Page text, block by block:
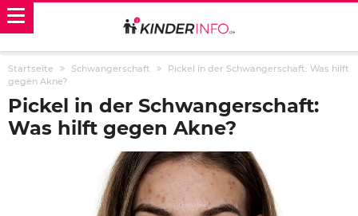
Startseite Schwangerschaft
Pickel in der Schwangerschaft: Was hilft
gegen Akne?
Pickel in der Schwangerschaft:
Was hilft gegen Akne?